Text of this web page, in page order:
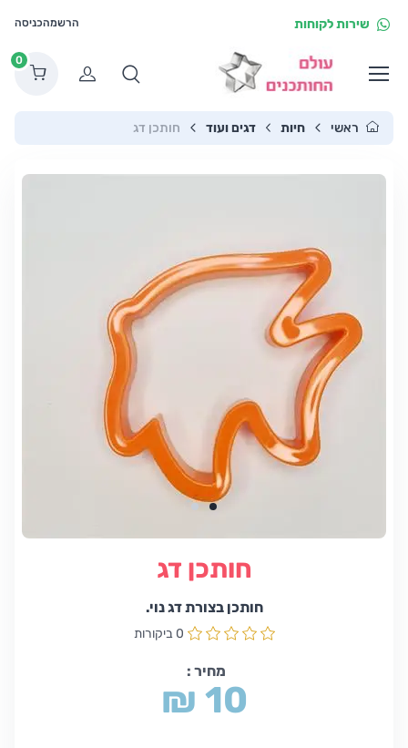
שירות לקוחות הרשמהכניסה
הרשמה
0
ראשי חיות דגים ועוד חותכן דג
חותכן דג
חותכן בצורת דג נוי.
0 ביקורות
מחיר :
₪ 10